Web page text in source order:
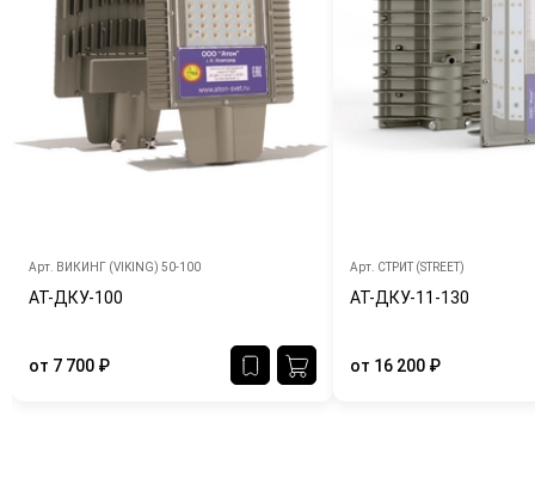
Арт. ВИКИНГ (VIKING) 50-100
АТ-ДКУ-100
от 7 700 ₽
Арт. СТРИТ (STREET)
АТ-ДКУ-11-130
от 16 200 ₽